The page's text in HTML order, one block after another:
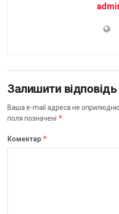
Залишити відповідь
Ваша e-mail адреса не
поля позначені *
Коментар *